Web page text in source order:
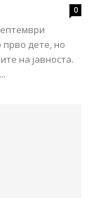
0
прво дете, но
на јавноста.